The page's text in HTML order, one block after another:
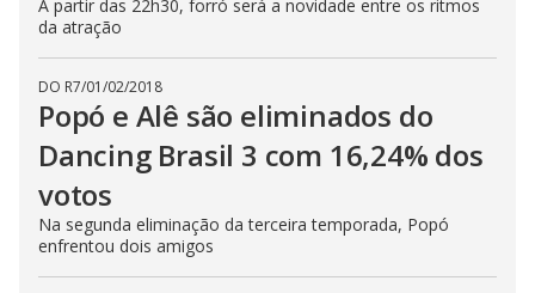
A partir das 22h30, forró será a novidade entre os ritmos
da atração
DO R7/01/02/2018
Popó e Alê são eliminados do
Dancing Brasil 3 com 16,24% dos
votos
Na segunda eliminação da terceira temporada, Popó
enfrentou dois amigos